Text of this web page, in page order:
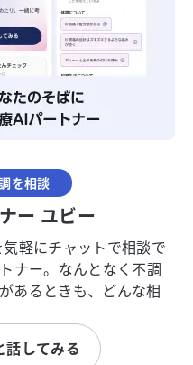
を相談
ー ユビー
軽にチャットで相談で
ナー。なんとなく不調
あるときも、どんな相
話してみる